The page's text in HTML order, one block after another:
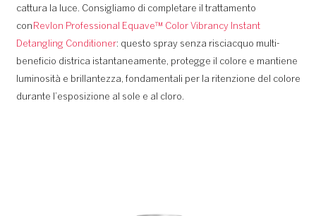
cattura la luce. Consigliamo di completare il trattamento
con Revlon Professional Equave™ Color Vibrancy Instant
Detangling Conditioner: questo spray senza risciacquo multi-
beneficio districa istantaneamente, protegge il colore e mantiene
luminosità e brillantezza, fondamentali per la ritenzione del colore
durante l’esposizione al sole e al cloro.